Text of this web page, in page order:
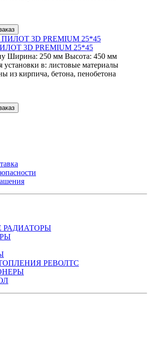
3D PREMIUM 25*45
Ширина: 250 мм Высота: 450 мм
установки в: листовые материалы
из кирпича, бетона, пенобетона
РАДИАТОРЫ
РЕВОЛТС